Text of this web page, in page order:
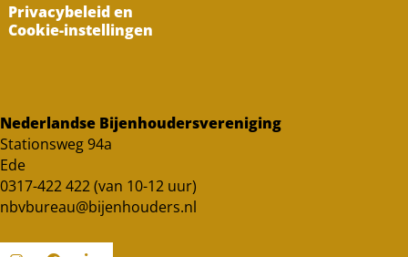
Privacybeleid en
Cookie-instellingen
Nederlandse Bijenhoudersvereniging
Stationsweg 94a
Ede
0317-422 422 (van 10-12 uur)
nbvbureau@bijenhouders.nl